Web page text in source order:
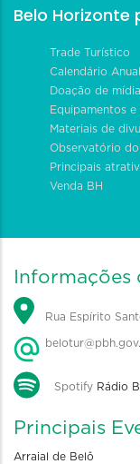
Belo
Trade Turístico
Calendário
Doação de
Equipamentos e
Materiais de
Observatório do
Principais
Venda BH
Informações
Rua Espírito
Spotify Rádio
Principais
Arraial de Belô